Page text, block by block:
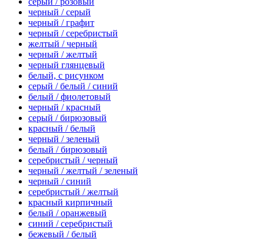
черный / серый
черный / графит
черный / серебристый
желтый / черный
черный / желтый
черный глянцевый
белый, с рисунком
серый / белый / синий
белый / фиолетовый
черный / красный
серый / бирюзовый
красный / белый
черный / зеленый
белый / бирюзовый
серебристый / черный
черный / желтый / зеленый
черный / синий
серебристый / желтый
красный кирпичный
белый / оранжевый
синий / серебристый
бежевый / белый